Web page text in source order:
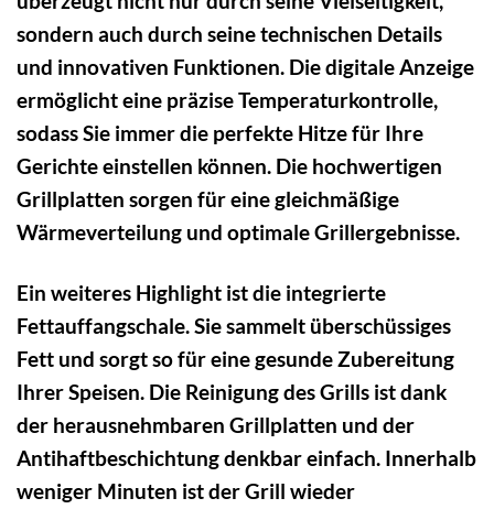
sondern auch durch seine technischen Details
und innovativen Funktionen. Die digitale Anzeige
ermöglicht eine präzise Temperaturkontrolle,
sodass Sie immer die perfekte Hitze für Ihre
Gerichte einstellen können. Die hochwertigen
Grillplatten sorgen für eine gleichmäßige
Wärmeverteilung und optimale Grillergebnisse.
Ein weiteres Highlight ist die integrierte
Fettauffangschale. Sie sammelt überschüssiges
Fett und sorgt so für eine gesunde Zubereitung
Ihrer Speisen. Die Reinigung des Grills ist dank
der herausnehmbaren Grillplatten und der
Antihaftbeschichtung denkbar einfach. Innerhalb
weniger Minuten ist der Grill wieder